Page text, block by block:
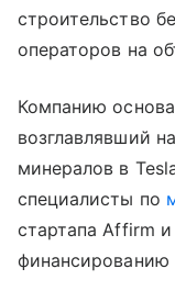
строительство
операторов на
Компанию
возглавлявший
минералов в
специалисты по
стартапа Affirm
финансированию